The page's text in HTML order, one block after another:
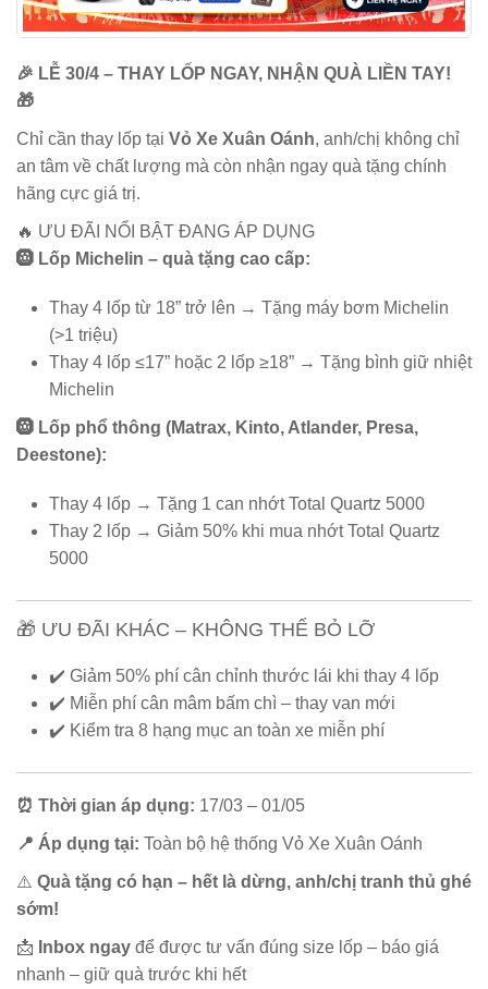
🎉 LỄ 30/4 – THAY LỐP NGAY, NHẬN QUÀ LIỀN TAY!
🎁
Chỉ cần thay lốp tại Vỏ Xe Xuân Oánh, anh/chị không chỉ
an tâm về chất lượng mà còn nhận ngay quà tặng chính
hãng cực giá trị.
🔥 ƯU ĐÃI NỔI BẬT ĐANG ÁP DỤNG
🛞 Lốp Michelin – quà tặng cao cấp:
Thay 4 lốp từ 18” trở lên → Tặng máy bơm Michelin
(>1 triệu)
Thay 4 lốp ≤17” hoặc 2 lốp ≥18” → Tặng bình giữ nhiệt
Michelin
🛞 Lốp phổ thông (Matrax, Kinto, Atlander, Presa,
Deestone):
Thay 4 lốp → Tặng 1 can nhớt Total Quartz 5000
Thay 2 lốp → Giảm 50% khi mua nhớt Total Quartz
5000
🎁 ƯU ĐÃI KHÁC – KHÔNG THỂ BỎ LỠ
✔️ Giảm 50% phí cân chỉnh thước lái khi thay 4 lốp
✔️ Miễn phí cân mâm bấm chì – thay van mới
✔️ Kiểm tra 8 hạng mục an toàn xe miễn phí
⏰ Thời gian áp dụng: 17/03 – 01/05
📍 Áp dụng tại: Toàn bộ hệ thống Vỏ Xe Xuân Oánh
⚠️ Quà tặng có hạn – hết là dừng, anh/chị tranh thủ ghé
sớm!
📩 Inbox ngay để được tư vấn đúng size lốp – báo giá
nhanh – giữ quà trước khi hết